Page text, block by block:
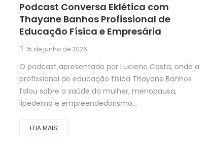
Podcast Conversa Eklética com
Thayane Banhos Profissional de
Educação Física e Empresária
15 de junho de 2026
O podcast apresentado por Luciene Costa, onde a
profissional de educação física Thayane Banhos
falou sobre a saúde da mulher, menopausa,
lipedema e empreendedorismo...
LEIA MAIS